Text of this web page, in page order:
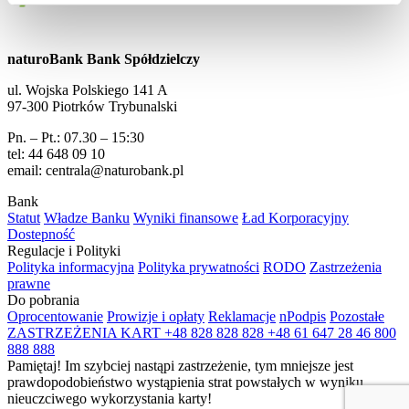
naturoBank Bank Spółdzielczy
ul. Wojska Polskiego 141 A
97-300 Piotrków Trybunalski
Pn. – Pt.: 07.30 – 15:30
tel: 44 648 09 10
email: centrala@naturobank.pl
Bank
Statut Władze Banku Wyniki finansowe Ład Korporacyjny
Dostepność
Regulacje i Polityki
Polityka informacyjna Polityka prywatności RODO Zastrzeżenia
prawne
Do pobrania
Oprocentowanie Prowizje i opłaty Reklamacje nPodpis Pozostałe
ZASTRZEŻENIA KART +48 828 828 828 +48 61 647 28 46 800
888 888
Pamiętaj! Im szybciej nastąpi zastrzeżenie, tym mniejsze jest
prawdopodobieństwo wystąpienia strat powstałych w wyniku
nieuczciwego wykorzystania karty!